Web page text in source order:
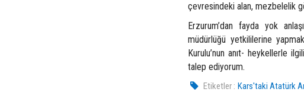
çevresindeki alan, mezbelelik
Erzurum’dan fayda yok
müdürlüğü yetkililerine
Kurulu’nun anıt- heykellerle
talep ediyorum.
Etiketler : Kars'taki Atatürk